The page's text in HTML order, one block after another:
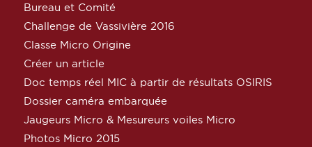
Bureau et Comité
Challenge de Vassivière 2016
Classe Micro Origine
Créer un article
Doc temps réel MIC à partir de résultats OSIRIS
Dossier caméra embarquée
Jaugeurs Micro & Mesureurs voiles Micro
Photos Micro 2015